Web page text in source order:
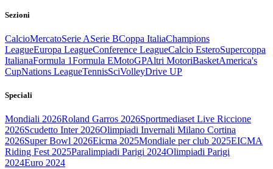
Sezioni
CalcioMercatoSerie ASerie BCoppa ItaliaChampions
LeagueEuropa LeagueConference LeagueCalcio EsteroSupercoppa
ItalianaFormula 1Formula EMotoGPAltri MotoriBasketAmerica's
CupNations LeagueTennisSciVolleyDrive UP
Speciali
Mondiali 2026Roland Garros 2026Sportmediaset Live Riccione
2026Scudetto Inter 2026Olimpiadi Invernali Milano Cortina
2026Super Bowl 2026Eicma 2025Mondiale per club 2025EICMA
Riding Fest 2025Paralimpiadi Parigi 2024Olimpiadi Parigi
2024Euro 2024